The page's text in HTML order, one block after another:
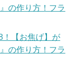
の作り方！フラ
！【お焦げ】が
の作り方！フラ